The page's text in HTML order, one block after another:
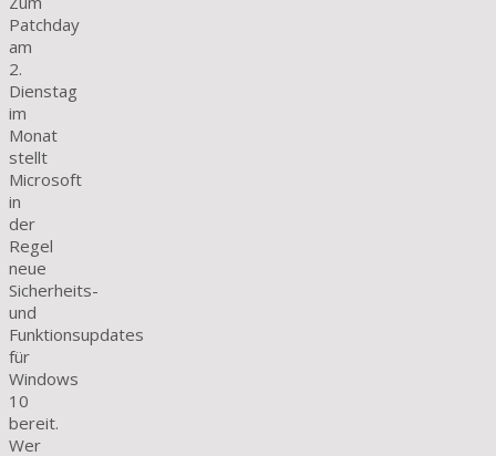
Patchday
am
2.
Dienstag
im
Monat
stellt
Microsoft
in
der
Regel
neue
Sicherheits-
und
Funktionsupdates
für
Windows
10
bereit.
Wer